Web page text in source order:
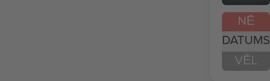
NĒ
DATUMS
VĒL